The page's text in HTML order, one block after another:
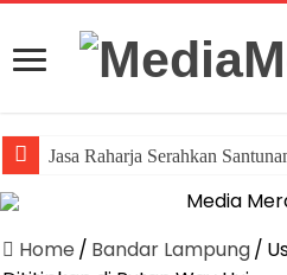
Jasa Raharja Serahkan
Home / Bandar Lampung/